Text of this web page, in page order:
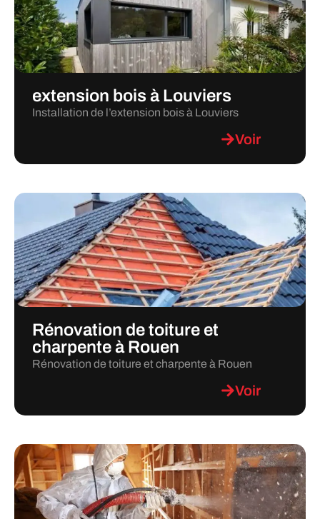
extension bois à Louviers
Installation de l’extension bois à Louviers
Voir
Rénovation de toiture et
charpente à Rouen
Rénovation de toiture et charpente à Rouen
Voir